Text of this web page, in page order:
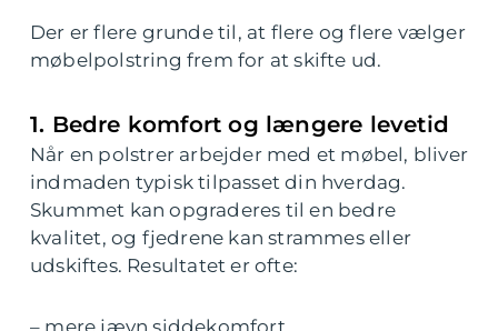
Der er flere grunde til, at flere og flere vælger
møbelpolstring frem for at skifte ud.
1. Bedre komfort og længere levetid
Når en polstrer arbejder med et møbel, bliver
indmaden typisk tilpasset din hverdag.
Skummet kan opgraderes til en bedre
kvalitet, og fjedrene kan strammes eller
udskiftes. Resultatet er ofte: